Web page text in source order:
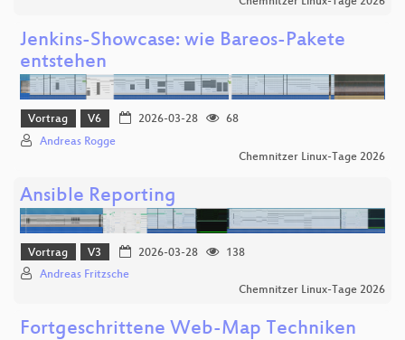
Jenkins-Showcase: wie Bareos-Pakete
entstehen
Vortrag V6 2026-03-28
68
Andreas Rogge
Chemnitzer Linux-Tage 2026
Ansible Reporting
Vortrag V3 2026-03-28
138
Andreas Fritzsche
Chemnitzer Linux-Tage 2026
Fortgeschrittene Web-Map Techniken